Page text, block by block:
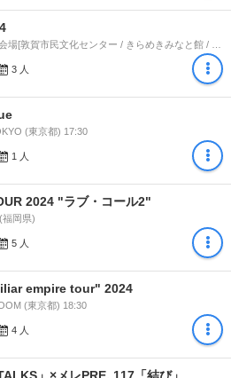
3 人
(東京都) 17:30
1 人
2024 "ラブ・コール2"
福岡県)
5 人
empire tour" 2024
(東京都) 18:30
4 人
」×メレPRE. 117「結び」